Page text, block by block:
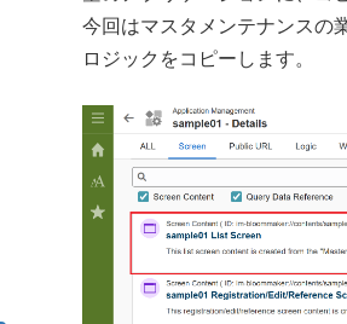
今回はマスタメンテナンスの
ロジックをコピーします。